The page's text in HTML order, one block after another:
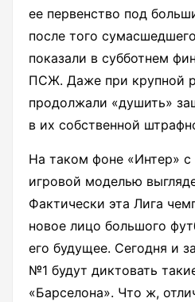
ее первенство под
после того
показали в субботнем
ПСЖ. Даже при крупной
продолжали «душить»
в их собственной
На таком фоне «Интер» с
игровой моделью
Фактически эта Лига
новое лицо большого
его будущее. Сегодня и
№1 будут диктовать
«Барселона». Что ж,